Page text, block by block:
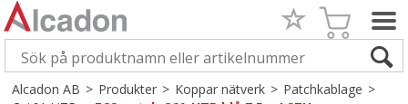
Alcadon AB>Produkter>Koppar nätverk>Patchkablage>